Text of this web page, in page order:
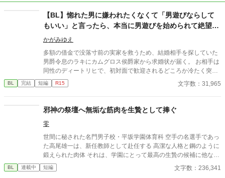
【BL】惚れた男に嫌われたくなくて「男遊びならして
もいい」と言ったら、本当に男遊びを始められて絶望し
ている侯爵令息の話
かがみゆえ
多額の借金で没落寸前の実家を救うため、結婚相手を探していた
男爵令息のラキにカムグロス侯爵家から求婚状が届く。 お相手は
同性のディートリヒで、初対面で歓迎されるどころか冷たく突き
放されてしまう。 『必要最低限関わるな』 『愛人を作るな』
『男遊びならしてもいい』 ディートリヒから実家の借金を完済す
め上手なラキの周りには可愛い令息が集まり、推し活状態に。 一
方、ディートリヒだけが嫉妬で胃を痛める日々。 ラキへの恋心を
BL 完結 短編 R15 文字数：31,965
邪神の祭壇へ無垢な筋肉を生贄として捧ぐ
零
世間に秘された名門男子校・平坂学園体育科 空手の名選手であっ
た高尾雄一は、新任教師として赴任する 高潔な人格と鋼のように
鍛えられた肉体 それは、学園にとって最高の生贄の候補に他なら
なかった 至高の筋肉を持つ、精神を削られ意志をなくした青年を
太古の神に捧げるため、“水”、“風”、“土”の信奉者達が暗躍する 意
BL 連載中 短編 文字数：236,341